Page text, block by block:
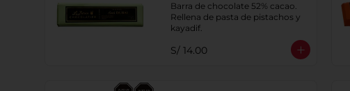
Barra de chocolate 52% cacao.
Rellena de pasta de pistachos y
kayadif.
S/ 14.00